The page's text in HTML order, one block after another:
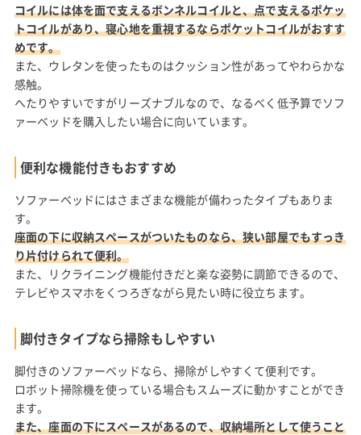
コイルには体を面で支えるボンネルコイルと、点で支えるポケッ
トコイルがあり、寝心地を重視するならポケットコイルがおすす
めです。
また、ウレタンを使ったものはクッション性があってやわらかな
感触。
へたりやすいですがリーズナブルなので、なるべく低予算でソフ
ァーベッドを購入したい場合に向いています。
便利な機能付きもおすすめ
ソファーベッドにはさまざまな機能が備わったタイプもありま
す。
座面の下に収納スペースがついたものなら、狭い部屋でもすっき
り片付けられて便利。
また、リクライニング機能付きだと楽な姿勢に調節できるので、
テレビやスマホをくつろぎながら見たい時に役立ちます。
脚付きタイプなら掃除もしやすい
脚付きのソファーベッドなら、掃除がしやすくて便利です。
ロボット掃除機を使っている場合もスムーズに動かすことができ
ます。
また、座面の下にスペースがあるので、収納場所として使うこと